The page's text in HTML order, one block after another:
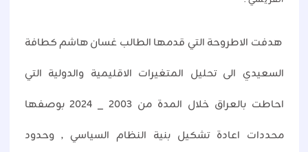
هدفت الاطروحة التي قدمها الطالب غسان هاشم كطافة
السعيدي الى تحليل المتغيرات الاقليمية والدولية التي
احاطت بالعراق خلال المدة من 2003 _ 2024 بوصفها
محددات اعادة تشكيل بنية النظام السياسي , وحدود